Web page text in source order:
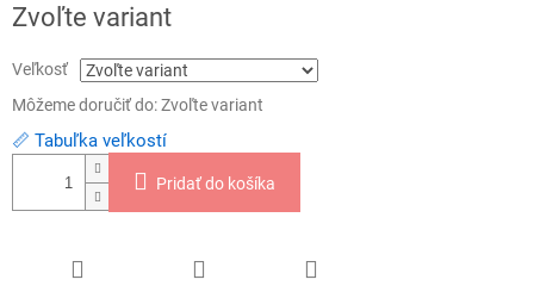
cena:
Zvoľte variant
Veľkosť
Môžeme doručiť do:Zvoľte variant
📏 Tabuľka veľkostí
Pridať do košíka